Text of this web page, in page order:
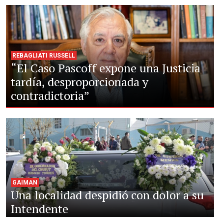
REBAGLIATI RUSSELL
“El Caso Pascoff expone una Justicia
tardía, desproporcionada y
contradictoria”
GAIMAN
Una localidad despidió con dolor a su
Intendente